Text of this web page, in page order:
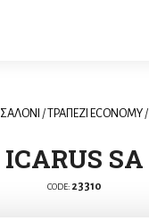
ΣΑΛΟΝΙ /ΤΡΑΠΕΖΙ ECONOMY/
ICARUS SA
CODE: 23310